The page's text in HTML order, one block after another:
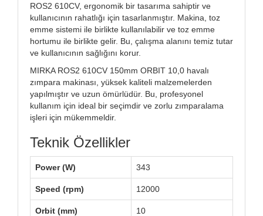
ROS2 610CV, ergonomik bir tasarıma sahiptir ve
kullanıcının rahatlığı için tasarlanmıştır. Makina, toz
emme sistemi ile birlikte kullanılabilir ve toz emme
hortumu ile birlikte gelir. Bu, çalışma alanını temiz tutar
ve kullanıcının sağlığını korur.
MIRKA ROS2 610CV 150mm ORBIT 10,0 havalı
zımpara makinası, yüksek kaliteli malzemelerden
yapılmıştır ve uzun ömürlüdür. Bu, profesyonel
kullanım için ideal bir seçimdir ve zorlu zımparalama
işleri için mükemmeldir.
Teknik Özellikler
Power (W) 343
Speed (rpm) 12000
Orbit (mm) 10